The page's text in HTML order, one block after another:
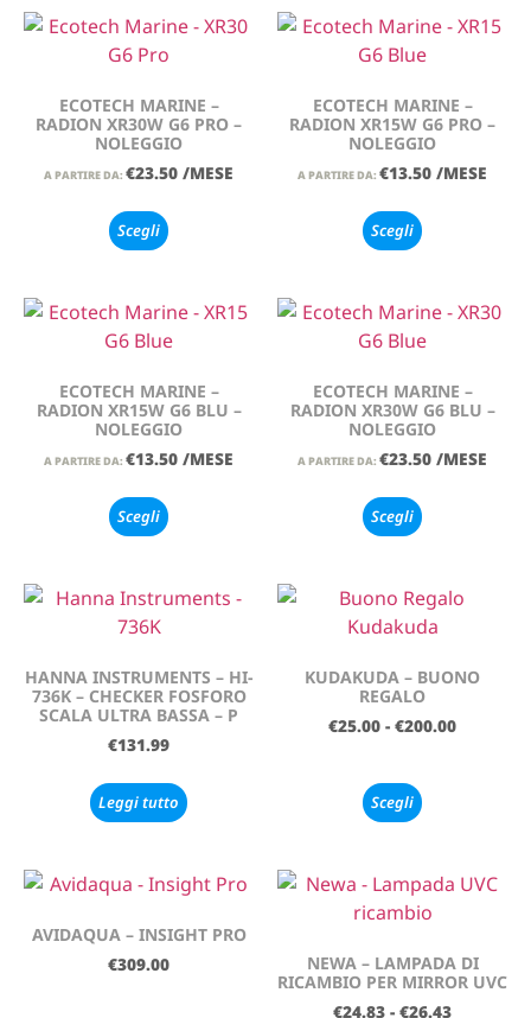
ECOTECH MARINE –
RADION XR30W G6 PRO –
NOLEGGIO
A PARTIRE DA: €23.50 /MESE
Scegli
ECOTECH MARINE –
RADION XR15W G6 PRO –
NOLEGGIO
A PARTIRE DA: €13.50 /MESE
Scegli
ECOTECH MARINE –
RADION XR15W G6 BLU –
NOLEGGIO
A PARTIRE DA: €13.50 /MESE
Scegli
ECOTECH MARINE –
RADION XR30W G6 BLU –
NOLEGGIO
A PARTIRE DA: €23.50 /MESE
Scegli
HANNA INSTRUMENTS – HI-
736K – CHECKER FOSFORO
SCALA ULTRA BASSA – P
€131.99
Leggi tutto
KUDAKUDA – BUONO
REGALO
€25.00 - €200.00
Scegli
AVIDAQUA – INSIGHT PRO
€309.00
NEWA – LAMPADA DI
RICAMBIO PER MIRROR UVC
€24.83 - €26.43